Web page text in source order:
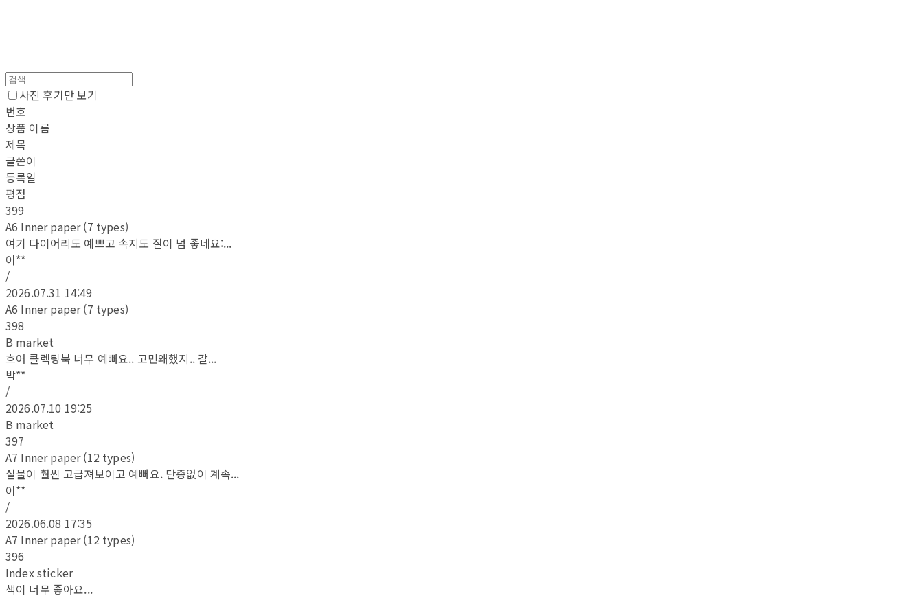
사진 후기만 보기
번호
상품 이름
제목
글쓴이
등록일
평점
399
A6 Inner paper (7 types)
여기 다이어리도 예쁘고 속지도 질이 넘 좋네요:...
이**
/
2026.07.31 14:49
A6 Inner paper (7 types)
398
B market
흐어 콜렉팅북 너무 예뻐요.. 고민왜했지.. 갈...
박**
/
2026.07.10 19:25
B market
397
A7 Inner paper (12 types)
실물이 훨씬 고급져보이고 예뻐요. 단종없이 계속...
이**
/
2026.06.08 17:35
A7 Inner paper (12 types)
396
Index sticker
색이 너무 좋아요...